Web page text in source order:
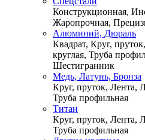
Конструкционная,
Жаропрочная,
Алюминий, Дюраль
Квадрат, Круг,
круглая, Труба
Шестигранник
Медь, Латунь, Бронза
Круг, пруток, Лента,
Труба профильная
Титан
Круг, пруток, Лента,
Труба профильная